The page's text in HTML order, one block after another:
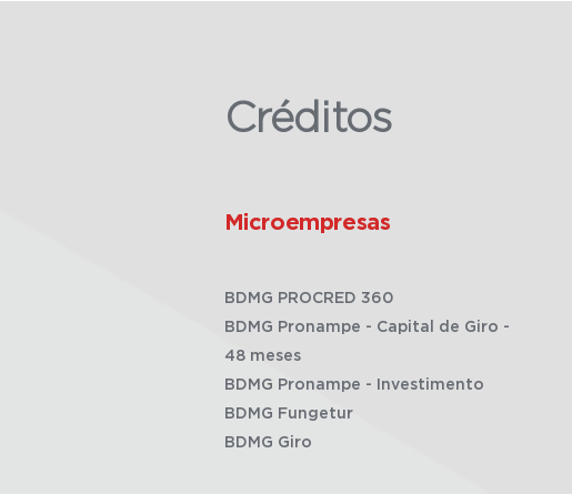
Créditos
Microempresas
BDMG PROCRED 360
BDMG Pronampe - Capital de Giro -
48 meses
BDMG Pronampe - Investimento
BDMG Fungetur
BDMG Giro